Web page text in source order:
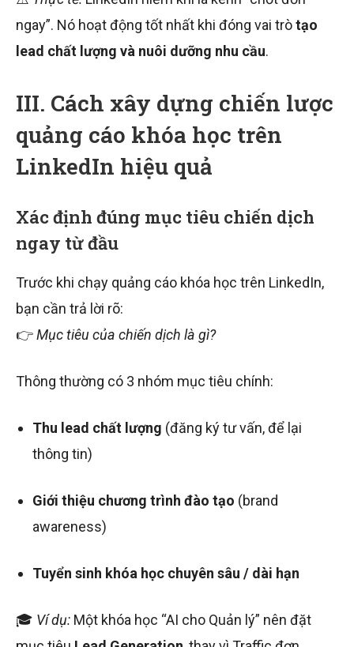
ngay”. Nó hoạt động tốt nhất khi đóng vai tròtạo
lead chất lượng và nuôi dưỡng nhu cầu.
III. Cách xây dựng chiến lược
quảng cáo khóa học trên
LinkedIn hiệu quả
Xác định đúng mục tiêu chiến dịch
ngay từ đầu
Trước khi chạy quảng cáo khóa học trên LinkedIn,
bạn cần trả lời rõ:
👉Mục tiêu của chiến dịch là gì?
Thông thường có 3 nhóm mục tiêu chính:
Thu lead chất lượng (đăng ký tư vấn, để lại
thông tin)
Giới thiệu chương trình đào tạo (brand
awareness)
Tuyển sinh khóa học chuyên sâu / dài hạn
🎓 Ví dụ: Một khóa học “AI cho Quản lý” nên đặt